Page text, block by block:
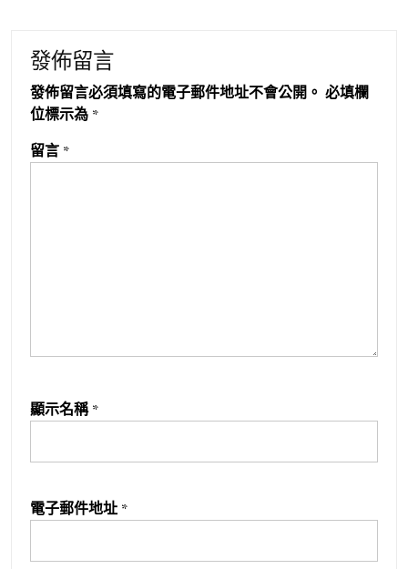
發佈留言
發佈留言必須填寫的電子郵件地址不會公開。 必填欄
位標示為 *
留言 *
顯示名稱 *
電子郵件地址 *